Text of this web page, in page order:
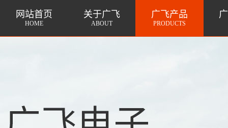
网站首页
HOME
关于广飞
ABOUT
广飞产品
PRODUCTS